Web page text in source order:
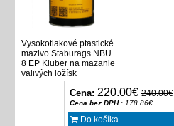
Vysokotlakové ptastické
mazivo Staburags NBU
8 EP Kluber na mazanie
valivých ložísk
Cena: 220.00€ 240.00€
Cena bez DPH: 178.86€
Do košíka